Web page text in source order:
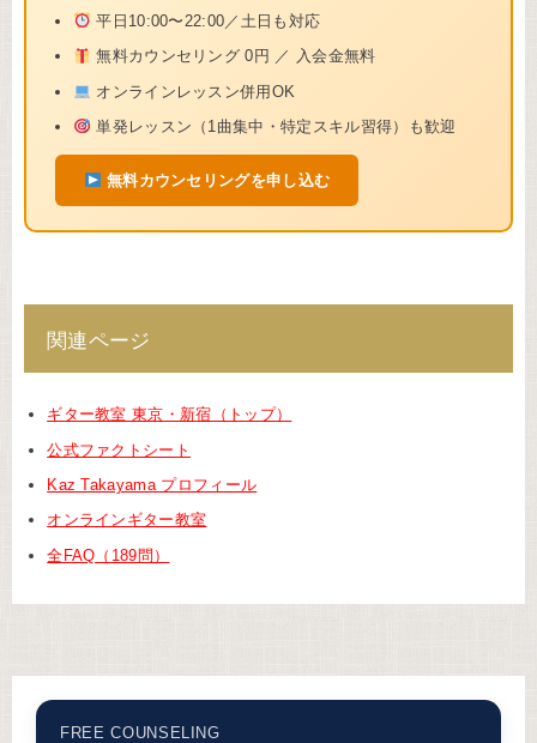
平日10:00〜22:00／土日も対応
無料カウンセリング 0円 ／ 入会金無料
オンラインレッスン併用OK
単発レッスン（1曲集中・特定スキル習得）も歓迎
無料カウンセリングを申し込む
関連ページ
ギター教室 東京・新宿（トップ）
公式ファクトシート
Kaz Takayama プロフィール
オンラインギター教室
全FAQ（189問）
FREE COUNSELING